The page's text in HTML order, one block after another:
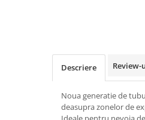
Electrocasnice de mici dimensiuni
Mufe,Accesorii TV
Prelungitoare/Derulatoare
Descriere Review-
Noua generatie de
deasupra zonelor de